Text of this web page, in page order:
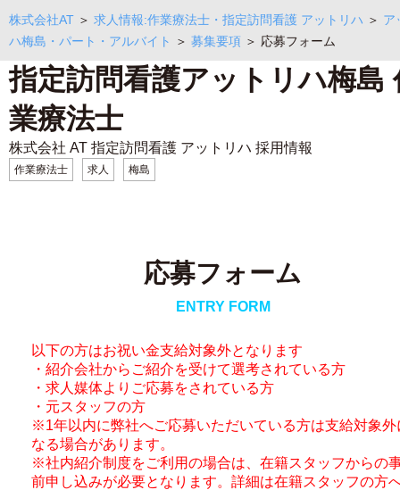
株式会社AT ＞ 求人情報:作業療法士・指定訪問看護 アットリハ ＞ ア
ハ梅島・パート・アルバイト
＞ 募集要項 ＞ 応募フォーム
指定訪問看護アットリハ梅島
業療法士
株式会社 AT 指定訪問看護 アットリハ 採用情報
作業療法士 求人 梅島
応募フォーム
ENTRY FORM
以下の方はお祝い金支給対象外となります
・紹介会社からご紹介を受けて選考されている方
・求人媒体よりご応募をされている方
・元スタッフの方
※1年以内に弊社へご応募いただいている方は支給対象外
なる場合があります。
※社内紹介制度をご利用の場合は、在籍スタッフからの
前申し込みが必要となります。詳細は在籍スタッフの方